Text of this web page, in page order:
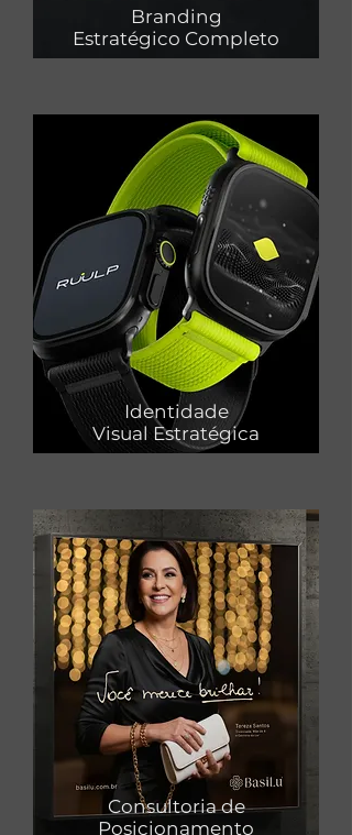
Branding
Estratégico Completo
Identidade
Visual Estratégica
Consultoria de
Posicionamento